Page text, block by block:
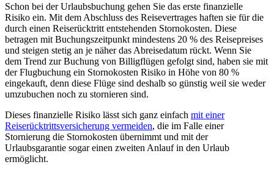
Schon bei der Urlaubsbuchung gehen Sie das erste finanzielle
Risiko ein. Mit dem Abschluss des Reisevertrages haften sie für die
durch einen Reiserücktritt entstehenden Stornokosten. Diese
betragen mit Buchungszeitpunkt mindestens 20 % des Reisepreises
und steigen stetig an je näher das Abreisedatum rückt. Wenn Sie
dem Trend zur Buchung von Billigflügen gefolgt sind, haben sie mit
der Flugbuchung ein Stornokosten Risiko in Höhe von 80 %
eingekauft, denn diese Flüge sind deshalb so günstig weil sie weder
umzubuchen noch zu stornieren sind.
Dieses finanzielle Risiko lässt sich ganz einfach mit einer
Reiserücktrittsversicherung vermeiden, die im Falle einer
Stornierung die Stornokosten übernimmt und mit der
Urlaubsgarantie sogar einen zweiten Anlauf in den Urlaub
ermöglicht.